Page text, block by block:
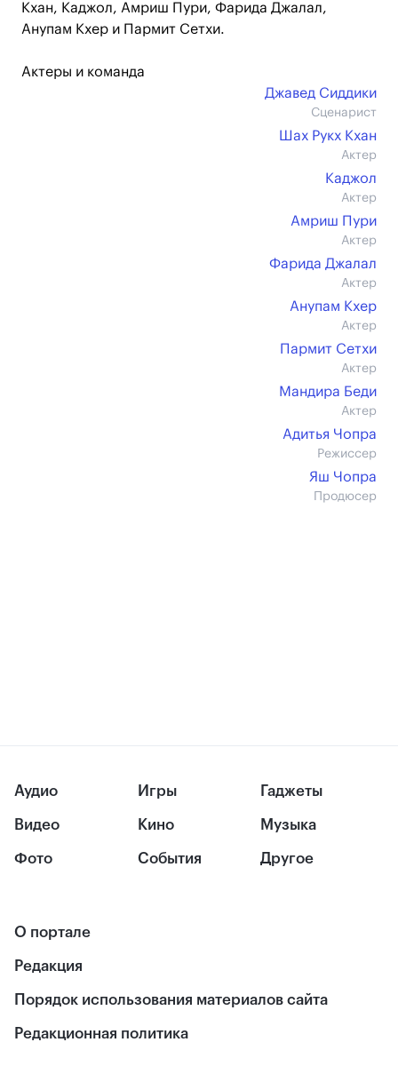
Кхан, Каджол, Амриш Пури, Фарида Джалал,
Анупам Кхер и Пармит Сетхи.
Актеры и команда
Джавед Сиддики
Сценарист
Шах Рукх Кхан
Актер
Каджол
Актер
Амриш Пури
Актер
Фарида Джалал
Актер
Анупам Кхер
Актер
Пармит Сетхи
Актер
Мандира Беди
Актер
Адитья Чопра
Режиссер
Яш Чопра
Продюсер
Аудио
Видео
Фото
Игры
Кино
События
Гаджеты
Музыка
Другое
О портале
Редакция
Порядок использования материалов сайта
Редакционная политика